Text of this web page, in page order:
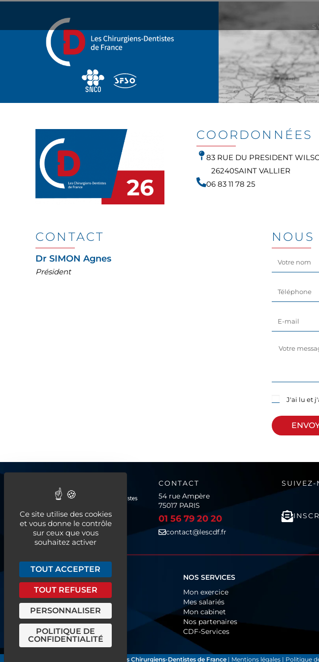
COORDONNÉES
83 RUE DU PRESIDENT
26240SAINT VALLIER
06 83 11 78 25
CONTACT
Dr SIMON Agnes
Président
NOUS
J'ai lu et
CONTACT
54 rue Ampère
75017 PARIS
01 56 79 20 20
contact@lescdf.fr
SUIVEZ-
QUI SOMMES-NOUS ?
Fonctionnement
Organigramme
Historique
Europe & International
Les CDF près de chez vous
NOS SERVICES
Mon exercice
Mes salariés
Mon cabinet
Nos partenaires
CDF-Services
Les Chirurgiens-Dentistes de France| Mentions légales | Politique
Ce site utilise des cookies
et vous donne le contrôle
sur ceux que vous
souhaitez activer
TOUT ACCEPTER
TOUT REFUSER
PERSONNALISER
POLITIQUE DE
CONFIDENTIALITÉ